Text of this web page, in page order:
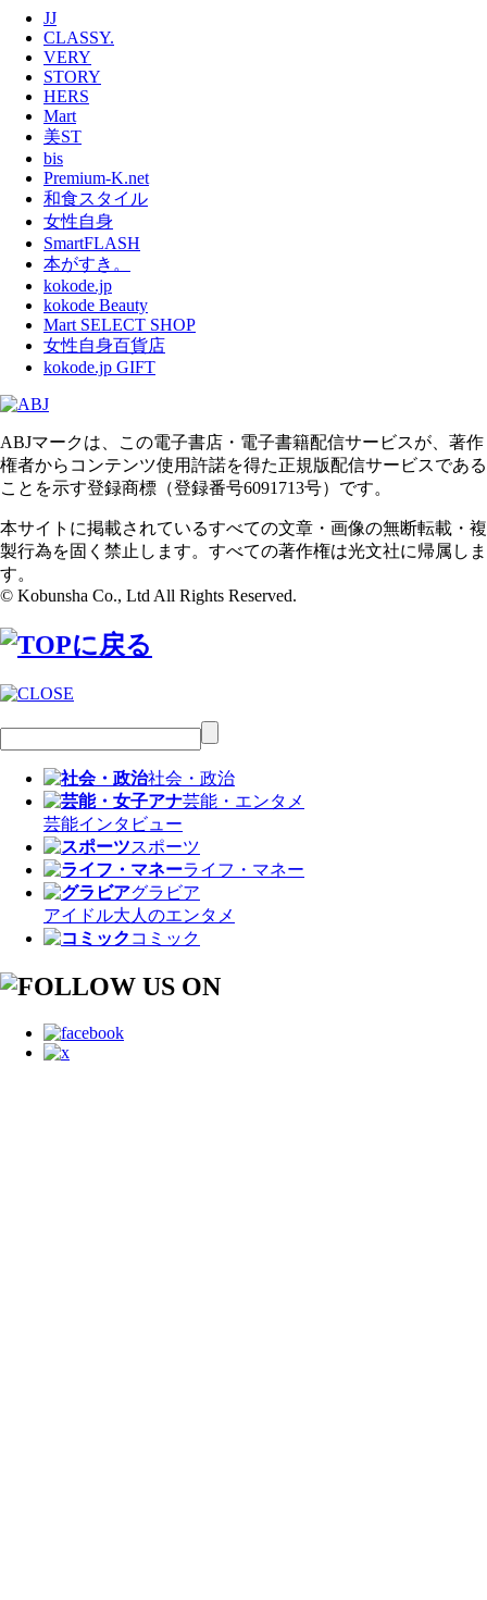
JJ
CLASSY.
VERY
STORY
HERS
Mart
美ST
bis
Premium-K.net
和食スタイル
女性自身
SmartFLASH
本がすき。
kokode.jp
kokode Beauty
Mart SELECT SHOP
女性自身百貨店
kokode.jp GIFT
ABJマークは、この電子書店・電子書籍配信サービスが、著作
権者からコンテンツ使用許諾を得た正規版配信サービスである
ことを示す登録商標（登録番号6091713号）です。
本サイトに掲載されているすべての文章・画像の無断転載・複
製行為を固く禁止します。すべての著作権は光文社に帰属しま
す。
© Kobunsha Co., Ltd All Rights Reserved.
社会・政治
芸能・エンタメ
芸能インタビュー
スポーツ
ライフ・マネー
グラビア
アイドル大人のエンタメ
コミック